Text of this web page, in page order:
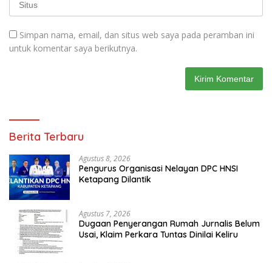
Simpan nama, email, dan situs web saya pada peramban ini
untuk komentar saya berikutnya.
Berita Terbaru
Agustus 8, 2026
Pengurus Organisasi Nelayan DPC HNSI
Ketapang Dilantik
Agustus 7, 2026
Dugaan Penyerangan Rumah Jurnalis Belum
Usai, Klaim Perkara Tuntas Dinilai Keliru